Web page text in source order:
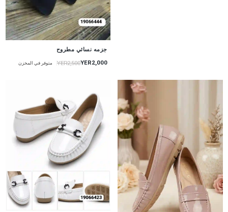
جزمه نسائي مطروح
YER2,000
YER2,500 متوفر في المخزن